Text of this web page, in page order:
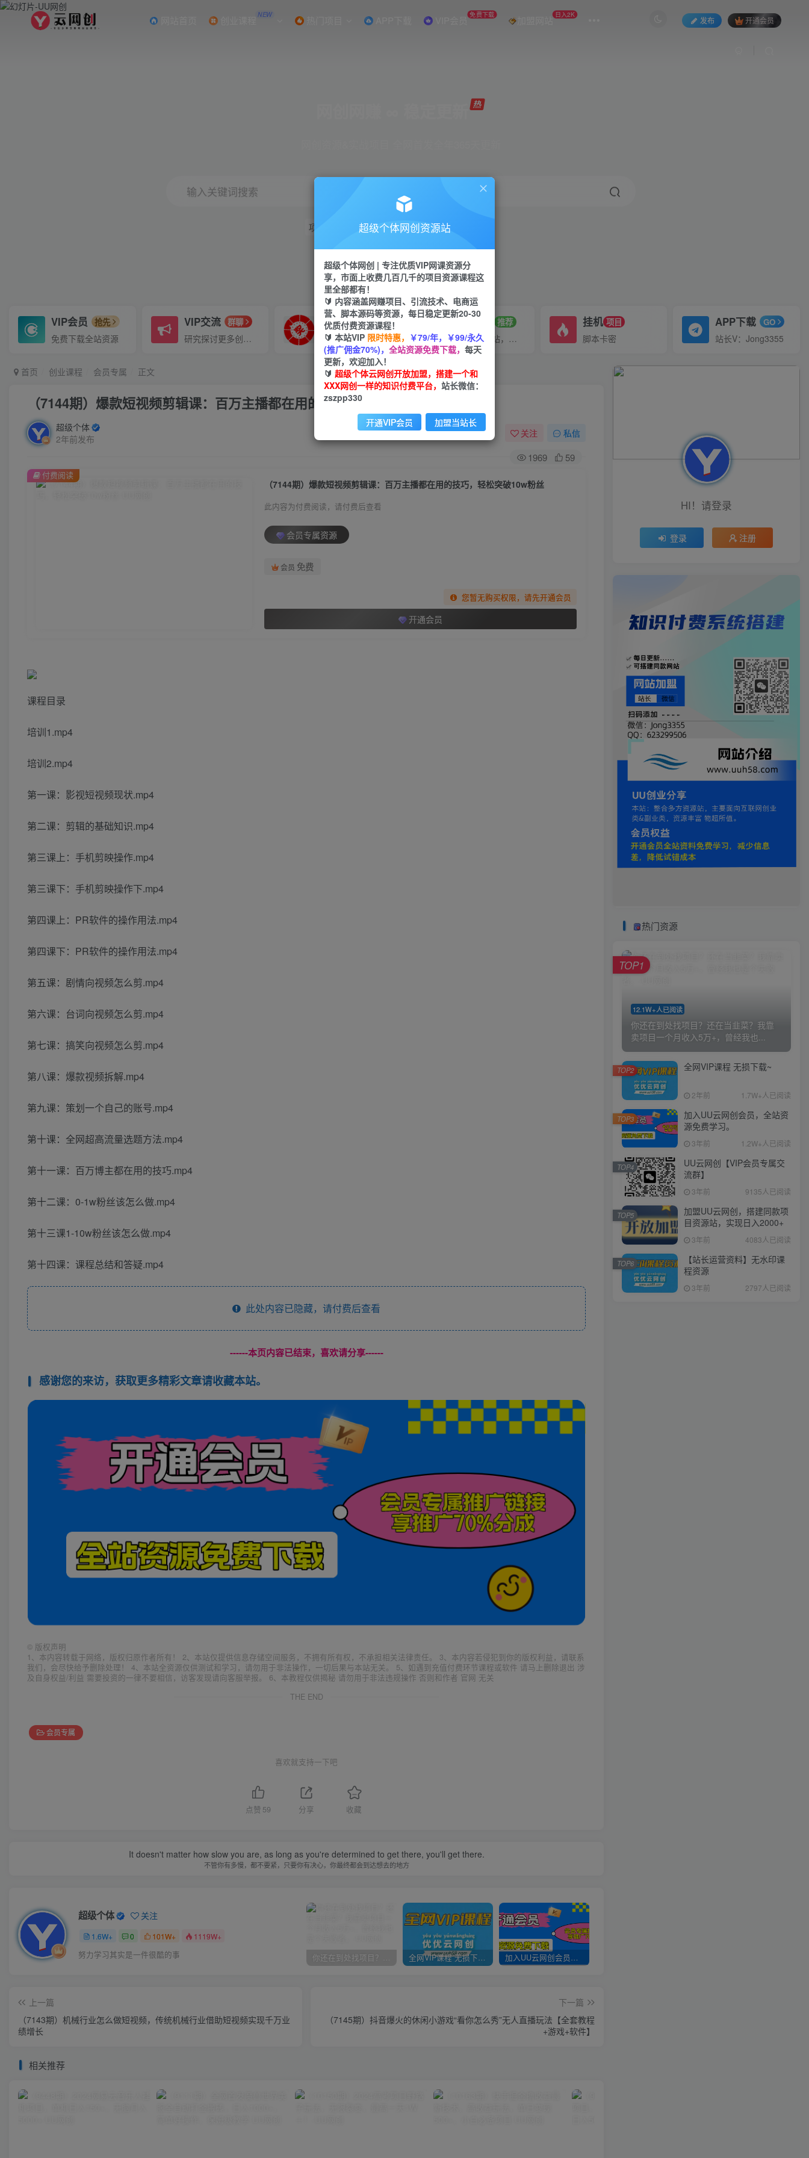
创业课程 NEW 热门项目 APP下载 VIP会员 免费下载 加盟网站 日入2K
发布 开通会员
输入关键词搜索
项目 引流 短视频 小红书
VIP会员 抢先
免费下载全站资源
VIP交流 群聊
研究探讨更多创业项目路子。
VIP推广
70%分佣
会员专属推广链接
招募站长 推荐
搭建同款网站，自己当老板
挂机 项目
脚本卡密
APP下载 GO
站长V：Jong3355
首页 创业课程 会员专属 正文
（7144期）爆款短视频剪辑课：百万主播都在用的技巧，轻松突破10w粉丝
超级个体
2年前发布
关注 私信
1969 59
（7144期）爆款短视频剪辑课：百万主播都在用的技巧，轻松突破10w粉丝
此内容为付费阅读，请付费后查看
会员专属资源
会员 免费
您暂无购买权限，请先开通会员
开通会员
付费阅读
课程目录
培训1.mp4
培训2.mp4
第一课：影视短视频现状.mp4
第二课：剪辑的基础知识.mp4
第三课上：手机剪映操作.mp4
第三课下：手机剪映操作下.mp4
第四课上：PR软件的操作用法.mp4
第四课下：PR软件的操作用法.mp4
第五课：剧情向视频怎么剪.mp4
第六课：台词向视频怎么剪.mp4
第七课：搞笑向视频怎么剪.mp4
第八课：爆款视频拆解.mp4
第九课：策划一个自己的账号.mp4
第十课：全网超高流量选题方法.mp4
第十一课：百万博主都在用的技巧.mp4
第十二课：0-1w粉丝该怎么做.mp4
第十三课1-10w粉丝该怎么做.mp4
第十四课：课程总结和答疑.mp4
此处内容已隐藏，请付费后查看
------本页内容已结束，喜欢请分享------
感谢您的来访，获取更多精彩文章请收藏本站。
© 版权声明
1、本内容转载于网络，版权归原作者所有！ 2、本站仅提供信息存储空间服务，不拥有所有权，不承担相关法律责任。 3、本内容若侵犯到你的版权利益，请联系
我们，会尽快给予删除处理！ 4、本站全资源仅供测试和学习，请勿用于非法操作，一切后果与本站无关。 5、如遇到充值付费环节课程或软件 请马上删除退出 涉
及自身权益/利益 需要投资的一律不要相信，访客发现请向客服举报。 6、本教程仅供揭秘 请勿用于非法违规操作 否则和作者 官网 无关
THE END
会员专属
喜欢就支持一下吧
点赞 59 分享 收藏
It doesn't matter how slow you are, as long as you're determined to get there, you'll get there.
不管你有多慢，都不要紧，只要你有决心，你最终都会到达想去的地方
超级个体 关注
1.6W+ 0 101W+ 1119W+
努力学习其实是一件很酷的事 你还在到处找项目？还在当韭菜？我靠卖项目一个月收入5万+，曾经我也是个失败者。 全网VIP课程 无损下载~ 加入UU云网创会员，全站资源免费学习。
上一篇
（7143期）机械行业怎么做短视频，传统机械行业借助短视频实现千万业
绩增长
下一篇
（7145期）抖音爆火的休闲小游戏“看你怎么秀”无人直播玩法【全套教程
+游戏+软件】
相关推荐
HI！请登录
登录 注册
热门资源
12.1W+人已阅读
你还在到处找项目？还在当韭菜？我靠
卖项目一个月收入5万+，曾经我也...
TOP1
全网VIP课程 无损下载~
2年前 1.7W+人已阅读
TOP2
加入UU云网创会员，全站资
源免费学习。
3年前 1.2W+人已阅读
TOP3
UU云网创【VIP会员专属交
流群】
3年前 9135人已阅读
TOP4
加盟UU云网创，搭建同款项
目资源站，实现日入2000+
3年前 4083人已阅读
TOP5
【站长运营资料】无水印课
程资源
3年前 2797人已阅读
TOP6
超级个体网创资源站
超级个体网创 | 专注优质VIP网课资源分
享，市面上收费几百几千的项目资源课程这
里全部都有！
🔰 内容涵盖网赚项目、引流技术、电商运
营、脚本源码等资源，每日稳定更新20-30
优质付费资源课程！
🔰 本站VIP 限时特惠， ￥79/年，￥99/永久
(推广佣金70%)， 全站资源免费下载， 每天
更新，欢迎加入！
🔰 超级个体云网创开放加盟，搭建一个和
XXX网创一样的知识付费平台， 站长微信：
zszpp330
开通VIP会员 加盟当站长